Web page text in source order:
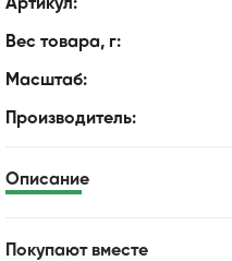
Артикул:
Вес товара, г:
Масштаб:
Производитель:
Описание
Покупают вместе